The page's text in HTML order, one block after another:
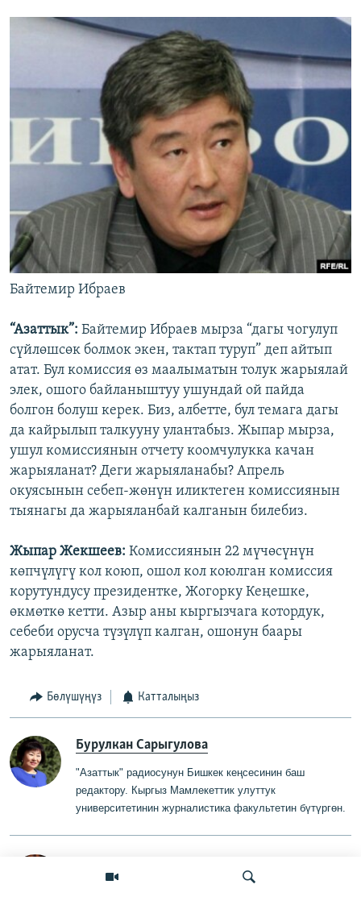
Байтемир Ибраев
“Азаттык”: Байтемир Ибраев мырза “дагы чогулуп
сүйлөшсөк болмок экен, тактап туруп” деп айтып
атат. Бул комиссия өз маалыматын толук жарыялай
элек, ошого байланыштуу ушундай ой пайда
болгон болуш керек. Биз, албетте, бул темага дагы
да кайрылып талкууну улантабыз. Жыпар мырза,
ушул комиссиянын отчету коомчулукка качан
жарыяланат? Деги жарыяланабы? Апрель
окуясынын себеп-жөнүн иликтеген комиссиянын
тыянагы да жарыяланбай калганын билебиз.
Жыпар Жекшеев: Комиссиянын 22 мүчөсүнүн
көпчүлүгү кол коюп, ошол кол коюлган комиссия
корутундусу президентке, Жогорку Кеңешке,
өкмөткө кетти. Азыр аны кыргызчага котордук,
себеби орусча түзүлүп калган, ошонун баары
жарыяланат.
Бөлүшүңүз Катталыңыз
Бурулкан Сарыгулова
"Азаттык" радиосунун Бишкек кеңсесинин баш
редактору. Кыргыз Мамлекеттик улуттук
университетинин журналистика факультетин бүтүргөн